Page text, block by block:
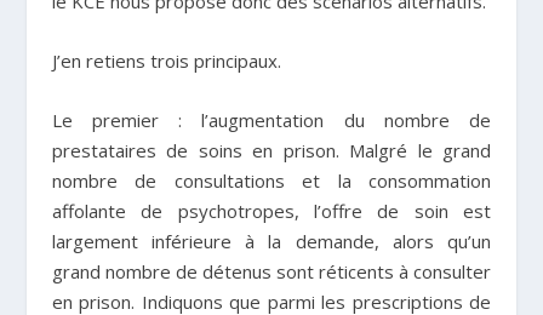
J’en retiens trois principaux.
Le premier : l’augmentation du nombre de
prestataires de soins en prison. Malgré le grand
nombre de consultations et la consommation
affolante de psychotropes, l’offre de soin est
largement inférieure à la demande, alors qu’un
grand nombre de détenus sont réticents à consulter
en prison. Indiquons que parmi les prescriptions de